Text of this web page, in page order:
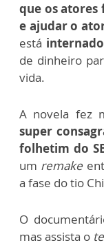
que os atores
e ajudar o
está
de dinheiro
vida.
A novela fez
super
folhetim do
um remake
a fase do tio
O
mas assista o